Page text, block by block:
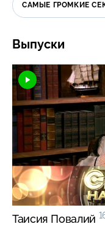
САМЫЕ ГРОМКИЕ
Выпуски
Таисия Повалий